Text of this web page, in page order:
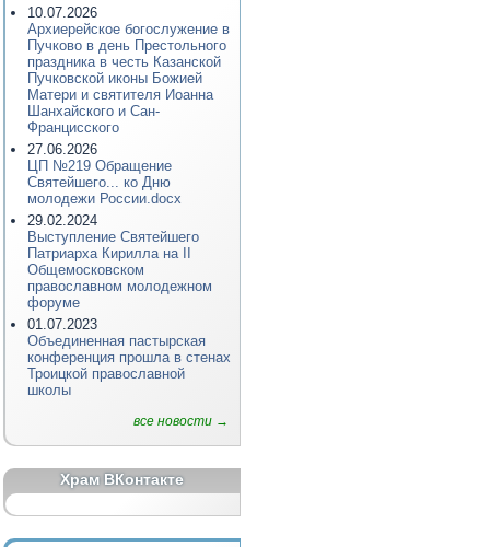
10.07.2026
Архиерейское богослужение в
Пучково в день Престольного
праздника в честь Казанской
Пучковской иконы Божией
Матери и святителя Иоанна
Шанхайского и Сан-
Францисского
27.06.2026
ЦП №219 Обращение
Святейшего... ко Дню
молодежи России.docx
29.02.2024
Выступление Святейшего
Патриарха Кирилла на II
Общемосковском
православном молодежном
форуме
01.07.2023
Объединенная пастырская
конференция прошла в стенах
Троицкой православной
школы
все новости →
Храм ВКонтакте